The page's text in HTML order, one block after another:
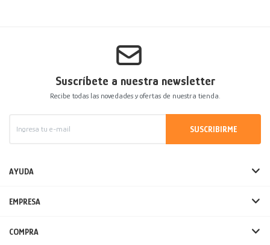
Suscríbete a nuestra newsletter
Recibe todas las novedades y ofertas de nuestra tienda.
SUSCRIBIRME
AYUDA
EMPRESA
COMPRA